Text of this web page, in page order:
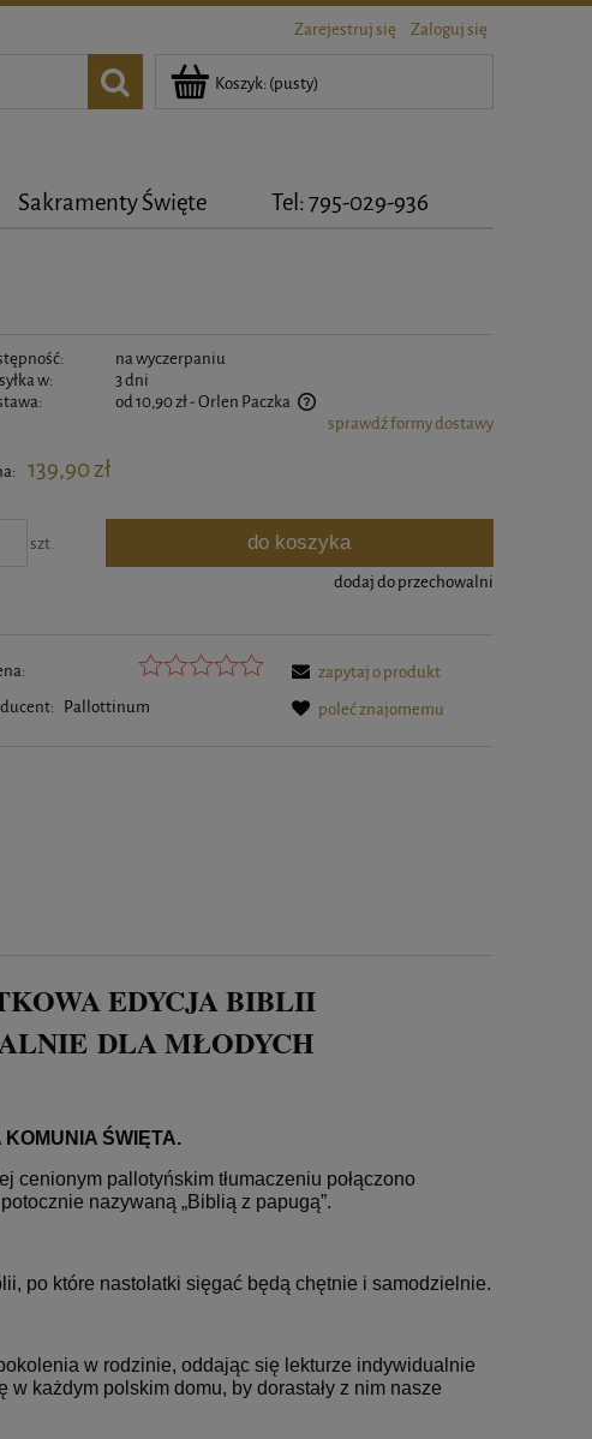
Zarejestruj się Zaloguj się
Koszyk: (pusty)
Sakramenty Święte Tel: 795-029-936
na wyczerpaniu
w:
3 dni
od 10,90 zł- Orlen Paczka
Cena nie zawiera ewentualnych kosztów płatności
sprawdź formy dostawy
139,90 zł
szt. do koszyka
dodaj do przechowalni
Pallottinum
zapytaj o produkt
poleć znajomemu
EDYCJA BIBLII
DLA MŁODYCH
ŚWIĘTA.
cenionym pallotyńskim tłumaczeniu połączono
nazywaną „Biblią z papugą”.
po które nastolatki sięgać będą chętnie i samodzielnie.
w rodzinie, oddając się lekturze indywidualnie
w każdym polskim domu, by dorastały z nim nasze